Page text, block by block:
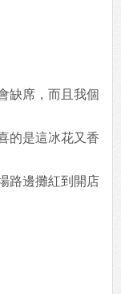
缺席，而且我個
的是這冰花又香
路邊攤紅到開店